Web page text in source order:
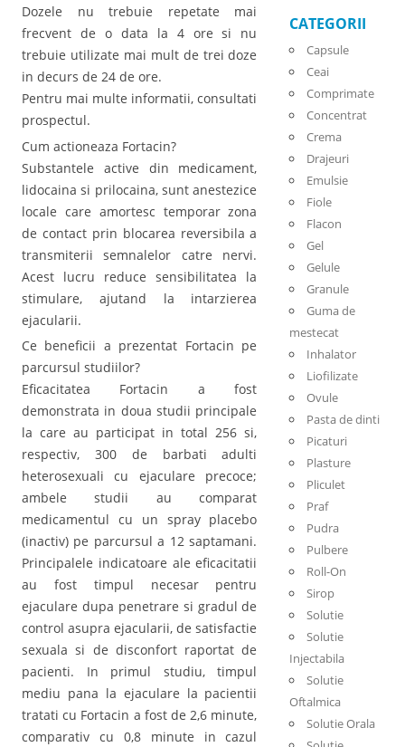
Dozele nu trebuie repetate mai
frecvent de o data la 4 ore si nu
trebuie utilizate mai mult de trei doze
in decurs de 24 de ore.
Pentru mai multe informatii, consultati
prospectul.
Cum actioneaza Fortacin?
Substantele active din medicament,
lidocaina si prilocaina, sunt anestezice
locale care amortesc temporar zona
de contact prin blocarea reversibila a
transmiterii semnalelor catre nervi.
Acest lucru reduce sensibilitatea la
stimulare, ajutand la intarzierea
ejacularii.
Ce beneficii a prezentat Fortacin pe
parcursul studiilor?
Eficacitatea Fortacin a fost
demonstrata in doua studii principale
la care au participat in total 256 si,
respectiv, 300 de barbati adulti
heterosexuali cu ejaculare precoce;
ambele studii au comparat
medicamentul cu un spray placebo
(inactiv) pe parcursul a 12 saptamani.
Principalele indicatoare ale eficacitatii
au fost timpul necesar pentru
ejaculare dupa penetrare si gradul de
control asupra ejacularii, de satisfactie
sexuala si de disconfort raportat de
pacienti. In primul studiu, timpul
mediu pana la ejaculare la pacientii
tratati cu Fortacin a fost de 2,6 minute,
comparativ cu 0,8 minute in cazul
CATEGORII
Capsule
Ceai
Comprimate
Concentrat
Crema
Drajeuri
Emulsie
Fiole
Flacon
Gel
Gelule
Granule
Guma de
mestecat
Inhalator
Liofilizate
Ovule
Pasta de dinti
Picaturi
Plasture
Pliculet
Praf
Pudra
Pulbere
Roll-On
Sirop
Solutie
Solutie
Injectabila
Solutie
Oftalmica
Solutie Orala